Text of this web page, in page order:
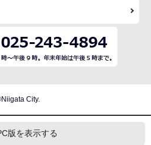
City.
版を表示する